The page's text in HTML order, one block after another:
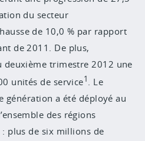
du secteur
de 10,0 % par rapport
de 2011. De plus,
deuxième trimestre 2012 une
unités de service1. Le
génération a été déployé au
des régions
plus de six millions de